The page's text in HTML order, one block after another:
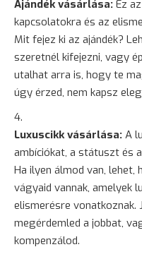
Ajándék vásárlása: Ez
kapcsolatokra és az
Mit fejez ki az ajándék?
szeretnél kifejezni, vagy
utalhat arra is, hogy te
úgy érzed, nem kapsz
Luxuscikk vásárlása: A
ambíciókat, a státuszt és
Ha ilyen álmod van,
vágyaid vannak, amelyek
elismerésre vonatkoznak.
megérdemled a jobbat,
kompenzálod.